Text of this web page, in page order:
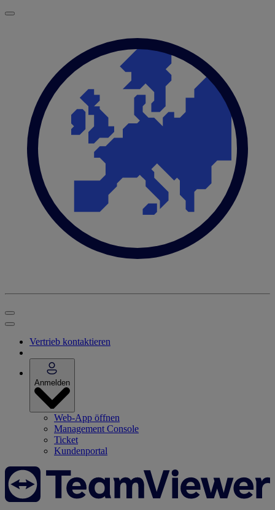
Vertrieb kontaktieren
Anmelden
Web-App öffnen
Management Console
Ticket
Kundenportal